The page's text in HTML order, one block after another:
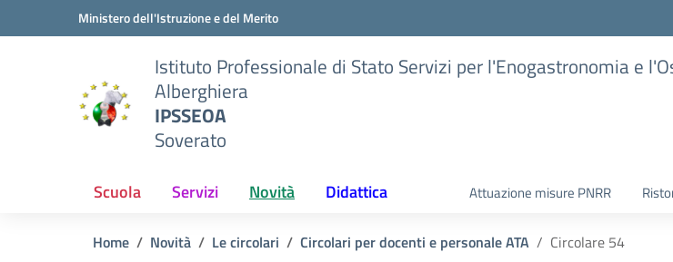
Vai ai contenuti
Vai al menu di navigazioneMinistero dell'Istruzione e del Merito
Istituto Professionale di Stato Servizi per l'Enogastronomia e
Alberghiera
IPSSEOA
Soverato
Scuola Servizi Novità Didattica Attuazione misure PNRR
Home Novità Le circolari Circolari per docenti e personale ATA Circolare 54